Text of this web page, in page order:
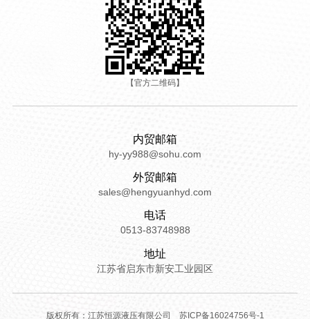
【官方二维码】
内贸邮箱
hy-yy988@sohu.com
外贸邮箱
sales@hengyuanhyd.com
电话
0513-83748988
地址
江苏省启东市新安工业园区
版权所有：江苏恒源液压有限公司 苏ICP备16024756号-1